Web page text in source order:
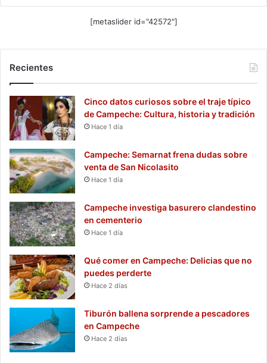
[metaslider id="42572"]
Recientes
Cinco datos curiosos sobre el traje típico
de Campeche: Cultura, historia y tradición
Hace 1 día
Campeche: Semarnat frena dudas sobre
venta de San Nicolasito
Hace 1 día
Campeche investiga basurero clandestino
en cementerio
Hace 1 día
Qué comer en Campeche: Delicias que no
puedes perderte
Hace 2 días
Tiburón ballena sorprende a pescadores
en Campeche
Hace 2 días